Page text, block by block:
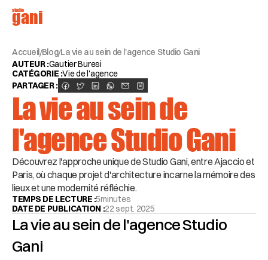
studio
gani
Accueil/Blog/La vie au sein de l'agence Studio Gani
AUTEUR :Gautier Buresi
CATÉGORIE :Vie de l'agence
PARTAGER :
La vie au sein de
l'agence Studio Gani
Découvrez l'approche unique de Studio Gani, entre Ajaccio et
Paris, où chaque projet d'architecture incarne la mémoire des
lieux et une modernité réfléchie.
TEMPS DE LECTURE :5minutes
DATE DE PUBLICATION :22 sept. 2025
La vie au sein de l'agence Studio
Gani